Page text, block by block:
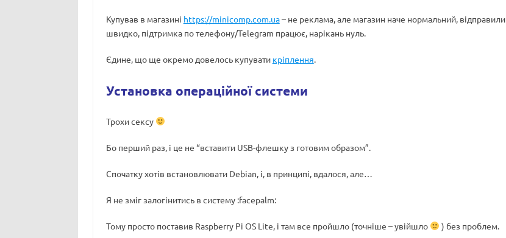
Купував в магазині https://minicomp.com.ua– не реклама, але магазин наче нормальний, відправили
швидко, підтримка по телефону/Telegram працює, нарікань нуль.
Єдине, що ще окремо довелось купувати кріплення.
Установка операційної системи
Трохи сексу
Бо перший раз, і це не “вставити USB-флешку з готовим образом”.
Спочатку хотів встановлювати Debian, і, в принципі, вдалося, але…
Я не зміг залогінитись в систему :facepalm:
Тому просто поставив Raspberry Pi OS Lite, і там все пройшло (точніше – увійшло ) без проблем.